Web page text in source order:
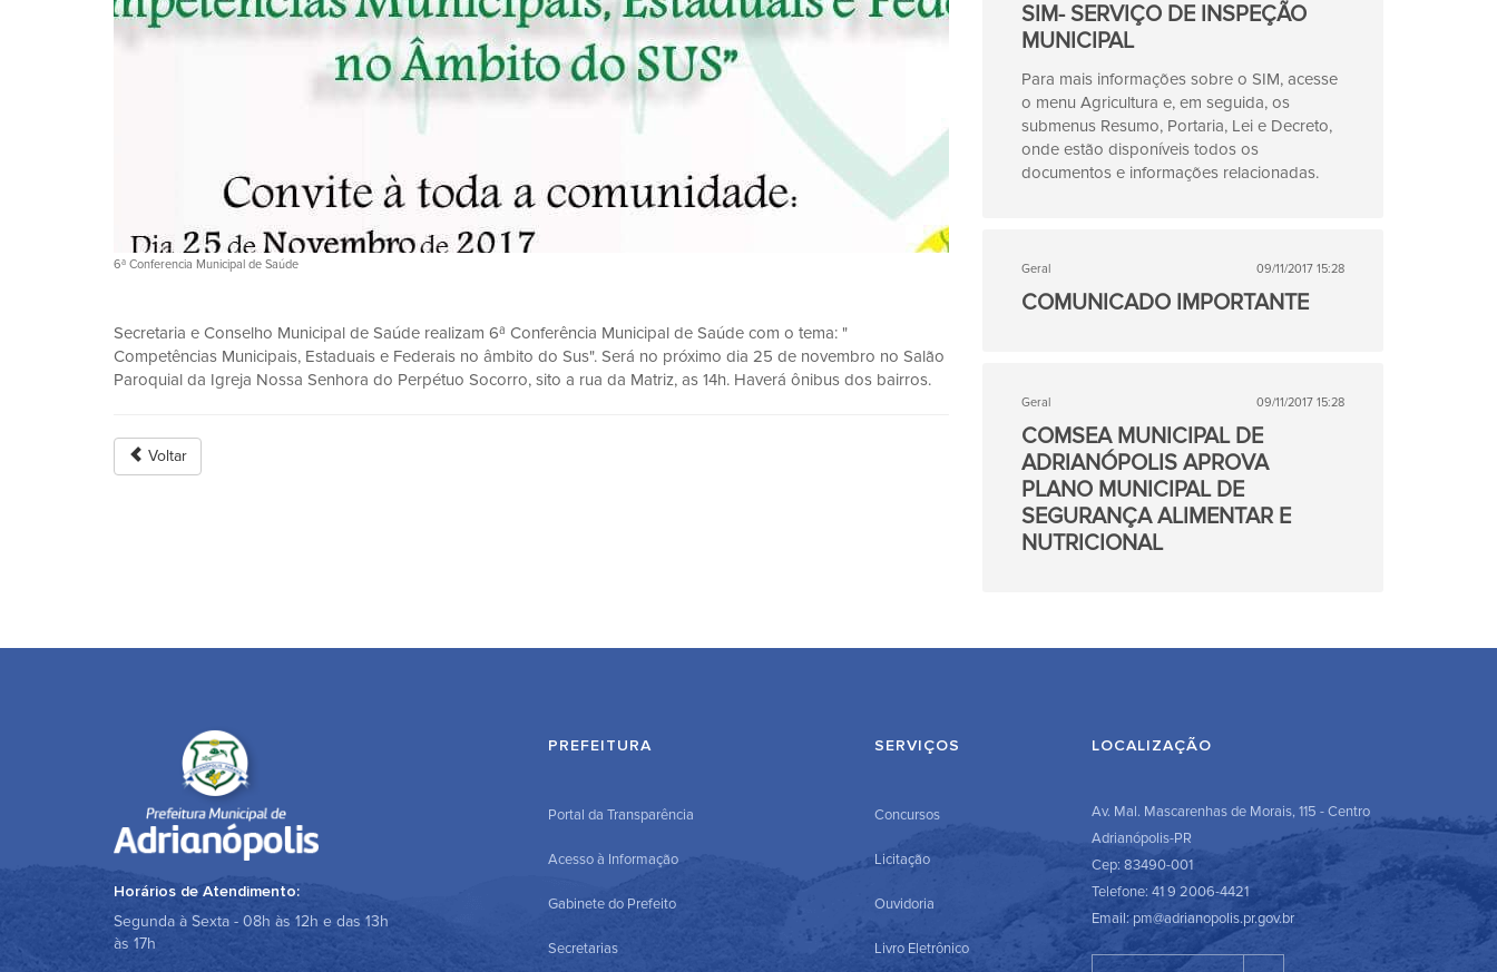
6ª Conferencia Municipal de Saúde
Secretaria e Conselho Municipal de Saúde realizam 6ª Conferência Municipal de Saúde com o tema: "
Competências Municipais, Estaduais e Federais no âmbito do Sus". Será no próximo dia 25 de novembro no Salão
Paroquial da Igreja Nossa Senhora do Perpétuo Socorro, sito a rua da Matriz, as 14h. Haverá ônibus dos bairros.
Voltar
SIM- SERVIÇO DE INSPEÇÃO
MUNICIPAL
Para mais informações sobre o SIM, acesse
o menu Agricultura e, em seguida, os
submenus Resumo, Portaria, Lei e Decreto,
onde estão disponíveis todos os
documentos e informações relacionadas.
Geral 09/11/2017 15:28
COMUNICADO IMPORTANTE
Geral 09/11/2017 15:28
COMSEA MUNICIPAL DE
ADRIANÓPOLIS APROVA
PLANO MUNICIPAL DE
SEGURANÇA ALIMENTAR E
NUTRICIONAL
Horários de Atendimento:
Segunda à Sexta - 08h às 12h e das 13h
às 17h
PREFEITURA
Portal da Transparência
Acesso à Informação
Gabinete do Prefeito
Secretarias
SERVIÇOS
Concursos
Licitação
Ouvidoria
Livro Eletrônico
LOCALIZAÇÃO
Av. Mal. Mascarenhas de Morais, 115 - Centro
Adrianópolis-PR
Cep: 83490-001
Telefone: 41 9 2006-4421
Email: pm@adrianopolis.pr.gov.br